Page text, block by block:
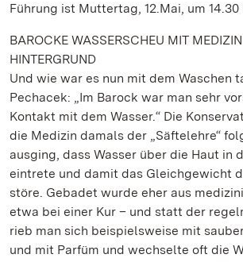
Führung ist Muttertag, 12.Mai, um 14.30
BAROCKE WASSERSCHEU MIT
HINTERGRUND
Und wie war es nun mit dem Waschen
Pechacek: „Im Barock war man sehr
Kontakt mit dem Wasser.“ Die
die Medizin damals der „Säftelehre“
ausging, dass Wasser über die Haut in
eintrete und damit das Gleichgewicht
störe. Gebadet wurde eher aus
etwa bei einer Kur – und statt der
rieb man sich beispielsweise mit
und mit Parfüm und wechselte oft die